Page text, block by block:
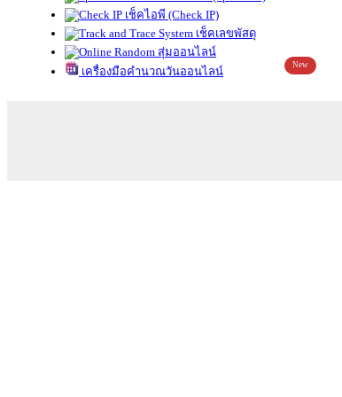
เช็คไอพี (Check IP)
เช็คเลขพัสดุ
สุ่มออนไลน์
เครื่องมือคำนวณวันออนไลน์
New